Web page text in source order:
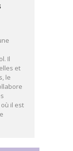
Il
et
le
il est